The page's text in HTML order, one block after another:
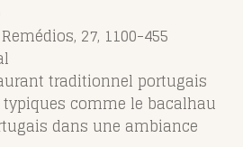
27, 1100-455
traditionnel portugais
comme le bacalhau
dans une ambiance